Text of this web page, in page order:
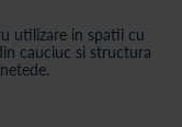
utilizare in spatii cu
cauciuc si structura